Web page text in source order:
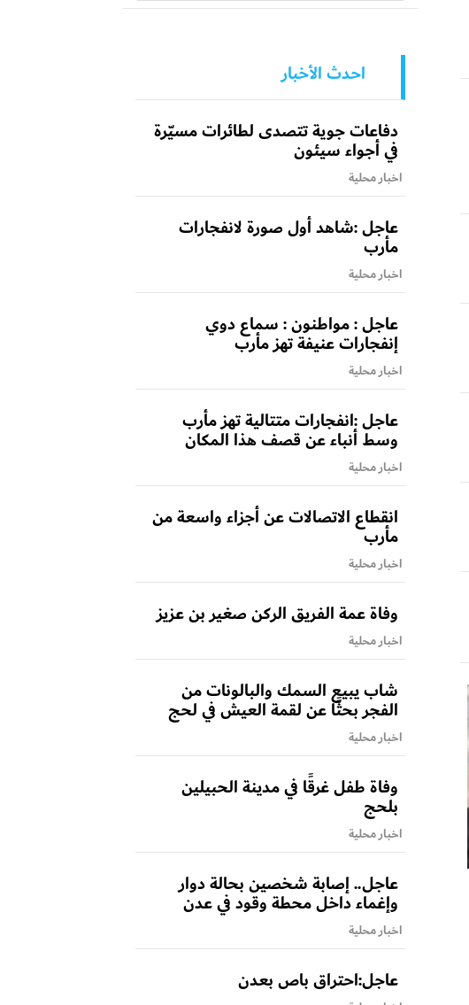
احدث الأخبار
دفاعات جوية تتصدى لطائرات مسيّرة
في أجواء سيئون
اخبار محلية
عاجل :شاهد أول صورة لانفجارات
مأرب
اخبار محلية
عاجل : مواطنون : سماع دوي
إنفجارات عنيفة تهز مأرب
اخبار محلية
عاجل :انفجارات متتالية تهز مأرب
وسط أنباء عن قصف هذا المكان
اخبار محلية
انقطاع الاتصالات عن أجزاء واسعة من
مأرب
اخبار محلية
وفاة عمة الفريق الركن صغير بن عزيز
اخبار محلية
شاب يبيع السمك والبالونات من
الفجر بحثًا عن لقمة العيش في لحج
اخبار محلية
وفاة طفل غرقًا في مدينة الحبيلين
بلحج
اخبار محلية
عاجل.. إصابة شخصين بحالة دوار
وإغماء داخل محطة وقود في عدن
اخبار محلية
عاجل:احتراق باص بعدن